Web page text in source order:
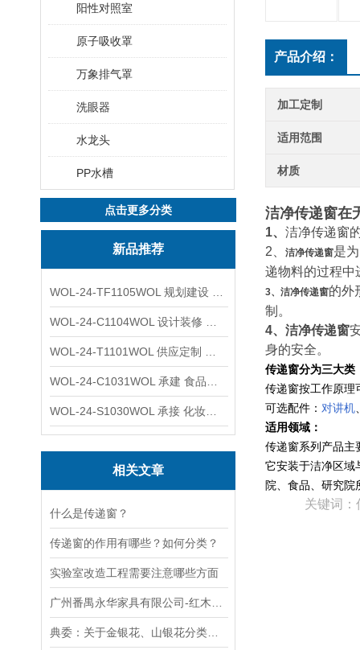
阳性对照室
原子吸收罩
万象排气罩
洗眼器
水龙头
PP水槽
点击更多分类
新品推荐
相关文章
什么是传递窗？
传递窗的作用有哪些？如何分类？
实验室改造工程需要注意哪些方面
产品介绍：
加工定制
适用范围
材质
洁净传递窗在
1、 洁净传递窗
2、
洁净传递窗是
递物料的过程中
3、洁净传递窗的外
制。
4、洁净传递窗
身的安全。
传递窗分为三大类
传递窗按工作原理
可选配件： 对讲机
适用领域：
传递窗系列产品主
它安装于洁净区域
院、食品、研究
关键词：